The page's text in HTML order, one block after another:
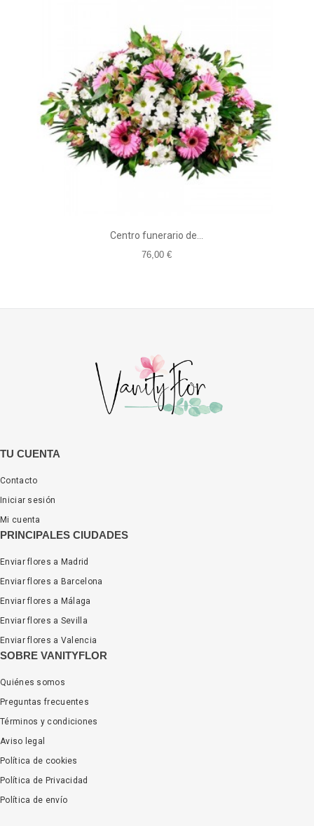
Centro funerario de...
76,00 €
TU CUENTA
Contacto
Iniciar sesión
Mi cuenta
PRINCIPALES CIUDADES
Enviar flores a Madrid
Enviar flores a Barcelona
Enviar flores a Málaga
Enviar flores a Sevilla
Enviar flores a Valencia
SOBRE VANITYFLOR
Quiénes somos
Preguntas frecuentes
Términos y condiciones
Aviso legal
Política de cookies
Política de Privacidad
Política de envío